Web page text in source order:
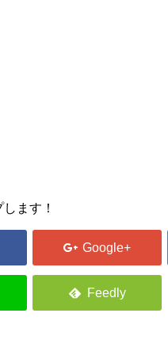
ます！